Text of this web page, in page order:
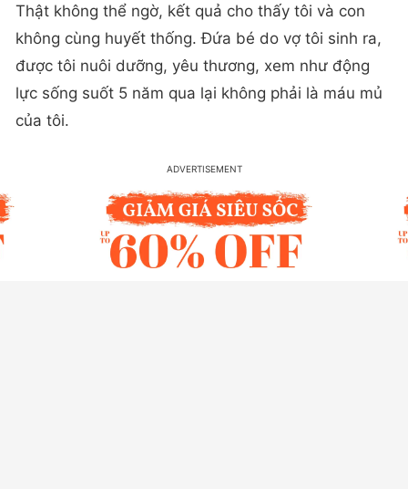
Thật không thể ngờ, kết quả cho thấy tôi và con
không cùng huyết thống. Đứa bé do vợ tôi sinh ra,
được tôi nuôi dưỡng, yêu thương, xem như động
lực sống suốt 5 năm qua lại không phải là máu mủ
của tôi.